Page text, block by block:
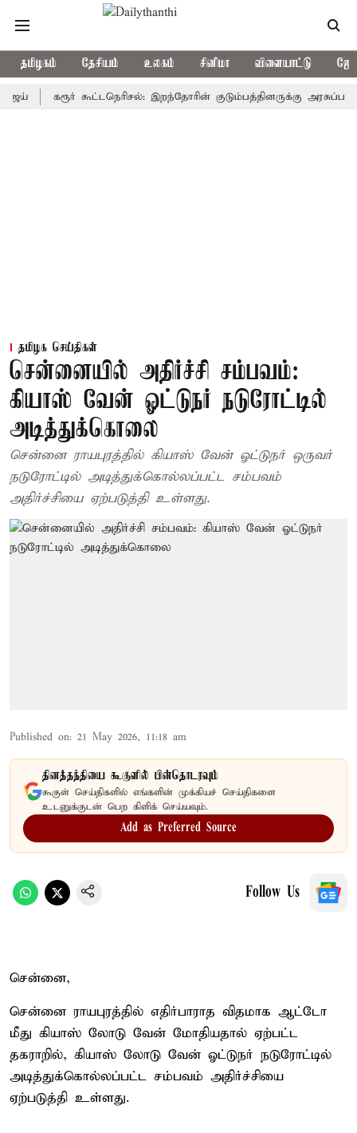
தமிழகம் தேசியம் உலகம் சினிமா விளையாட்டு
கரூர் கூட்டநெரிசல்: இறந்தோரின் குடும்பத்தினருக்கு அரசுப்பணி
தமிழக செய்திகள்
சென்னையில் அதிர்ச்சி சம்பவம்:
கியாஸ் வேன் ஓட்டுநர் நடுரோட்டில்
அடித்துக்கொலை
சென்னை ராயபுரத்தில் கியாஸ் வேன் ஓட்டுநர் ஒருவர்
நடுரோட்டில் அடித்துக்கொல்லப்பட்ட சம்பவம்
அதிர்ச்சியை ஏற்படுத்தி உள்ளது.
Published on: 21 May 2026, 11:18 am
தினத்தந்தியை கூகுளில் பின்தொடரவும்
கூகுள் செய்திகளில் எங்களின் முக்கியச் செய்திகளை
உடனுக்குடன் பெற கிளிக் செய்யவும்.
Add as Preferred Source
Follow Us
சென்னை,
சென்னை ராயபுரத்தில் எதிர்பாராத விதமாக ஆட்டோ
மீது கியாஸ் லோடு வேன் மோதியதால் ஏற்பட்ட
தகராறில், கியாஸ் லோடு வேன் ஓட்டுநர் நடுரோட்டில்
அடித்துக்கொல்லப்பட்ட சம்பவம் அதிர்ச்சியை
ஏற்படுத்தி உள்ளது.